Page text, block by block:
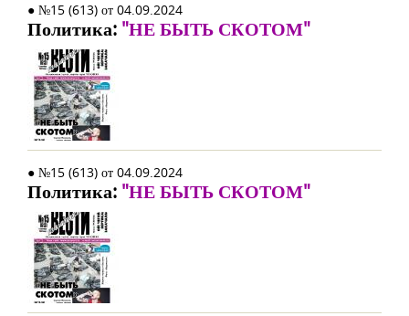
● №15 (613) от 04.09.2024
Политика: "НЕ БЫТЬ СКОТОМ"
● №15 (613) от 04.09.2024
Политика: "НЕ БЫТЬ СКОТОМ"